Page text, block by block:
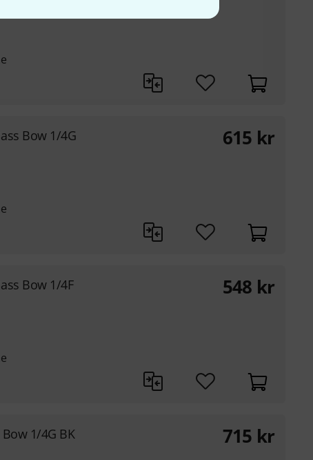
Bow 1/4G 615 kr
Bow 1/4F 548 kr
Bow 1/4G BK 715 kr